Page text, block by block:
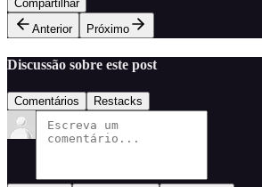
Compartilhar
Anterior
Próximo
Discussão sobre este post
Comentários Restacks